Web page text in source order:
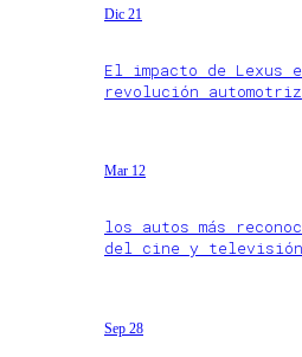
Dic 21
El impacto de Lexus
revolución automotriz
Mar 12
los autos más
del cine y televisión
Sep 28